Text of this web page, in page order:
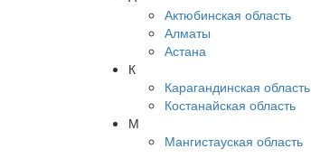
Актюбинская область
Алматы
Астана
К
Карагандинская область
Костанайская область
М
Мангистауская область